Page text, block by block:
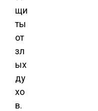
щи
ты
от
зл
ых
ду
хо
в.